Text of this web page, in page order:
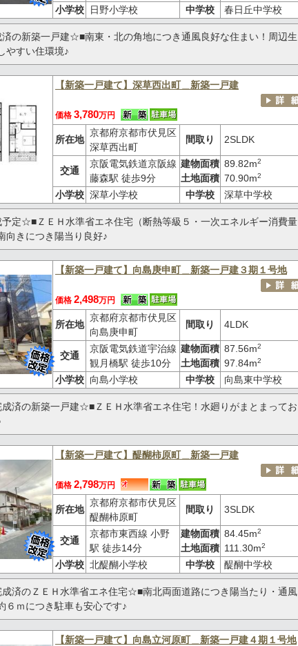
小学校 日野小学校 中学校 春日丘中学校
の新築一戸建☆■南東・北の角地につき通風良好な住まい！周辺生
やすい住環境♪
【新築一戸建て】深草西出町＿新築一戸建
価格 3,780万円
所在地
京都府京都市伏見区
深草西出町
間取り 2SLDK
交通
京阪電気鉄道京阪線
藤森駅 徒歩9分
建物面積
土地面積
89.82m2
70.90m2
小学校 深草小学校 中学校 深草中学校
定☆■ＺＥＨ水準省エネ住宅（断熱等級５・一次エネルギー消費量
向きにつき陽当り良好♪
【新築一戸建て】向島庚申町＿新築一戸建３期１号地
価格 2,498万円
所在地
京都府京都市伏見区
向島庚申町
間取り 4LDK
交通
京阪電気鉄道宇治線
観月橋駅 徒歩10分
建物面積
土地面積
87.56m2
97.84m2
小学校 向島小学校 中学校 向島東中学校
済の新築一戸建☆■ＺＥＨ水準省エネ住宅！水廻りがまとまってお
【新築一戸建て】醍醐柿原町＿新築一戸建
価格 2,798万円
所在地
京都府京都市伏見区
醍醐柿原町
間取り 3SLDK
交通
京都市東西線 小野
駅 徒歩14分
建物面積
土地面積
84.45m2
111.30m2
小学校 北醍醐小学校 中学校 醍醐中学校
済のＺＥＨ水準省エネ住宅☆■南北両面道路につき陽当たり・通風
６ｍにつき駐車も安心です♪
【新築一戸建て】向島立河原町＿新築一戸建４期１号地